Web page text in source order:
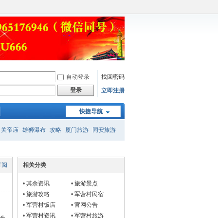
自动登录
找回密码
登录 立即注册
快捷导航
关帝庙 雄狮瀑布 攻略 厦门旅游 同安旅游
相关分类
• 其余资讯 • 旅游景点
• 旅游攻略 • 军营村民宿
• 军营村饭店 • 官网公告
• 军营村资讯 • 军营村旅游